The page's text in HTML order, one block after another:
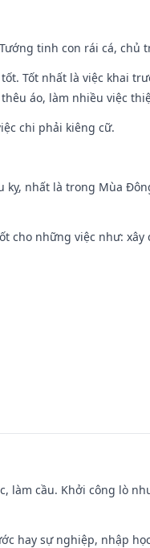
tinh con rái cá, chủ
Tốt nhất là việc khai
áo, làm nhiều việc
chi phải kiêng cữ.
kỵ, nhất là trong Mùa
cho những việc như:
làm cầu. Khởi công lò
hay sự nghiệp, nhập